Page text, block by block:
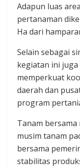
Adapun luas
pertanaman
Ha dari
Selain sebagai
kegiatan ini
memperkuat
daerah dan
program
Tanam
musim tanam
bersama
stabilitas